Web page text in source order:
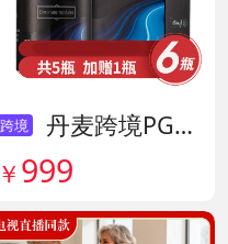
跨境
丹麦跨境PG结节消复合片 货号138605
￥ 999